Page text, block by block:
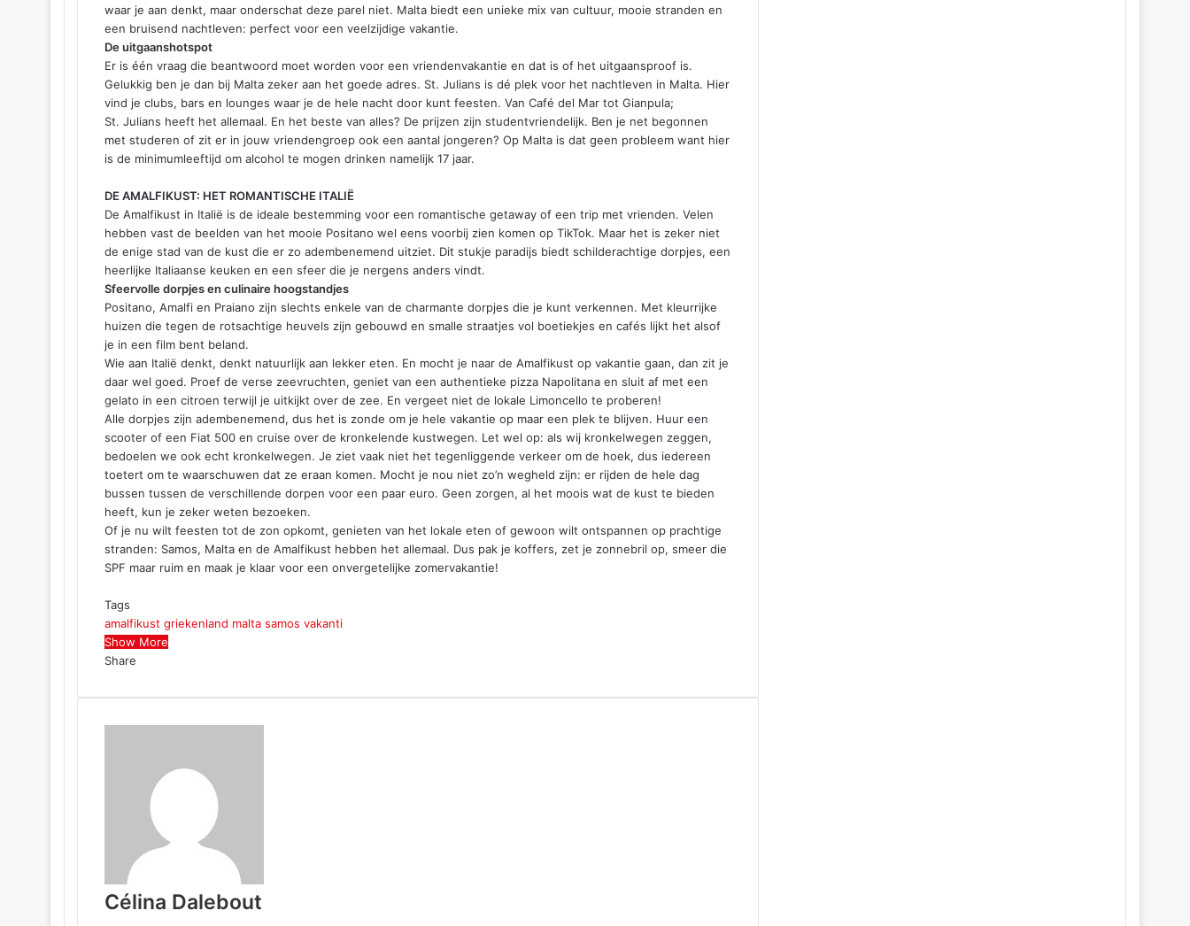
waar je aan denkt, maar onderschat deze parel niet. Malta biedt een unieke mix van cultuur, mooie stranden en
een bruisend nachtleven: perfect voor een veelzijdige vakantie.
De uitgaanshotspot
Er is één vraag die beantwoord moet worden voor een vriendenvakantie en dat is of het uitgaansproof is.
Gelukkig ben je dan bij Malta zeker aan het goede adres. St. Julians is dé plek voor het nachtleven in Malta. Hier
vind je clubs, bars en lounges waar je de hele nacht door kunt feesten. Van Café del Mar tot Gianpula;
St. Julians heeft het allemaal. En het beste van alles? De prijzen zijn studentvriendelijk. Ben je net begonnen
met studeren of zit er in jouw vriendengroep ook een aantal jongeren? Op Malta is dat geen probleem want hier
is de minimumleeftijd om alcohol te mogen drinken namelijk 17 jaar.
DE AMALFIKUST: HET ROMANTISCHE ITALIË
De Amalfikust in Italië is de ideale bestemming voor een romantische getaway of een trip met vrienden. Velen
hebben vast de beelden van het mooie Positano wel eens voorbij zien komen op TikTok. Maar het is zeker niet
de enige stad van de kust die er zo adembenemend uitziet. Dit stukje paradijs biedt schilderachtige dorpjes, een
heerlijke Italiaanse keuken en een sfeer die je nergens anders vindt.
Sfeervolle dorpjes en culinaire hoogstandjes
Positano, Amalfi en Praiano zijn slechts enkele van de charmante dorpjes die je kunt verkennen. Met kleurrijke
huizen die tegen de rotsachtige heuvels zijn gebouwd en smalle straatjes vol boetiekjes en cafés lijkt het alsof
je in een film bent beland.
Wie aan Italië denkt, denkt natuurlijk aan lekker eten. En mocht je naar de Amalfikust op vakantie gaan, dan zit je
daar wel goed. Proef de verse zeevruchten, geniet van een authentieke pizza Napolitana en sluit af met een
gelato in een citroen terwijl je uitkijkt over de zee. En vergeet niet de lokale Limoncello te proberen!
Alle dorpjes zijn adembenemend, dus het is zonde om je hele vakantie op maar een plek te blijven. Huur een
scooter of een Fiat 500 en cruise over de kronkelende kustwegen. Let wel op: als wij kronkelwegen zeggen,
bedoelen we ook echt kronkelwegen. Je ziet vaak niet het tegenliggende verkeer om de hoek, dus iedereen
toetert om te waarschuwen dat ze eraan komen. Mocht je nou niet zo’n wegheld zijn: er rijden de hele dag
bussen tussen de verschillende dorpen voor een paar euro. Geen zorgen, al het moois wat de kust te bieden
heeft, kun je zeker weten bezoeken.
Of je nu wilt feesten tot de zon opkomt, genieten van het lokale eten of gewoon wilt ontspannen op prachtige
stranden: Samos, Malta en de Amalfikust hebben het allemaal. Dus pak je koffers, zet je zonnebril op, smeer die
SPF maar ruim en maak je klaar voor een onvergetelijke zomervakantie!
Tags
amalfikust griekenland malta samos vakanti
Show More
Share
via
Célina Dalebout